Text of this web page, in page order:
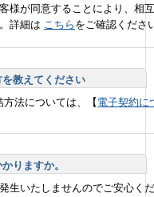
様が同意することにより、相
詳細は こちら をご確認くださ
教えてください
法については、【電子契約に
りますか。
生いたしませんのでご安心く